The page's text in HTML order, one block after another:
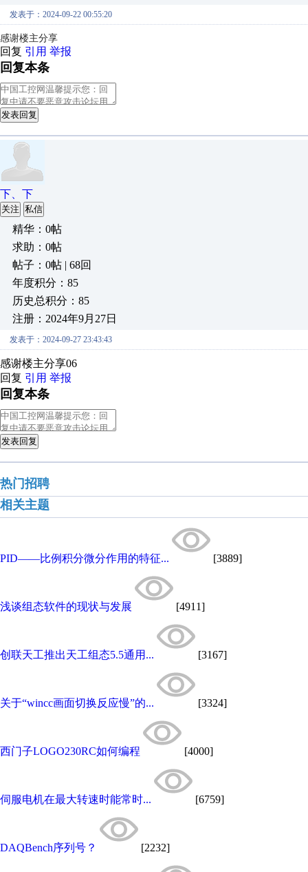
发表于：2024-09-22 00:55:20
感谢楼主分享
回复 引用 举报
回复本条
发表回复
下、下
关注 私信
精华：0帖
求助：0帖
帖子：0帖 | 68回
年度积分：85
历史总积分：85
注册：2024年9月27日
发表于：2024-09-27 23:43:43
感谢楼主分享06
回复 引用 举报
回复本条
发表回复
热门招聘
相关主题
PID——比例积分微分作用的特征... [3889]
浅谈组态软件的现状与发展 [4911]
创联天工推出天工组态5.5通用... [3167]
关于“wincc画面切换反应慢”的... [3324]
西门子LOGO230RC如何编程 [4000]
伺服电机在最大转速时能常时... [6759]
DAQBench序列号？ [2232]